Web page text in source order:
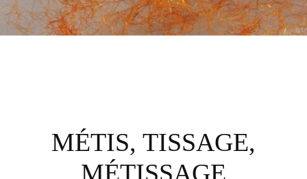
MÉTIS, TISSAGE,
MÉTISSAGE